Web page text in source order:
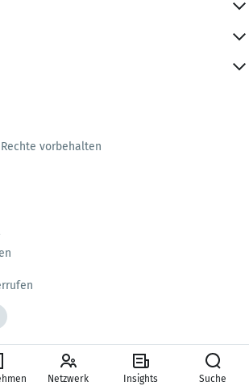
vorbehalten
Netzwerk Insights Suche